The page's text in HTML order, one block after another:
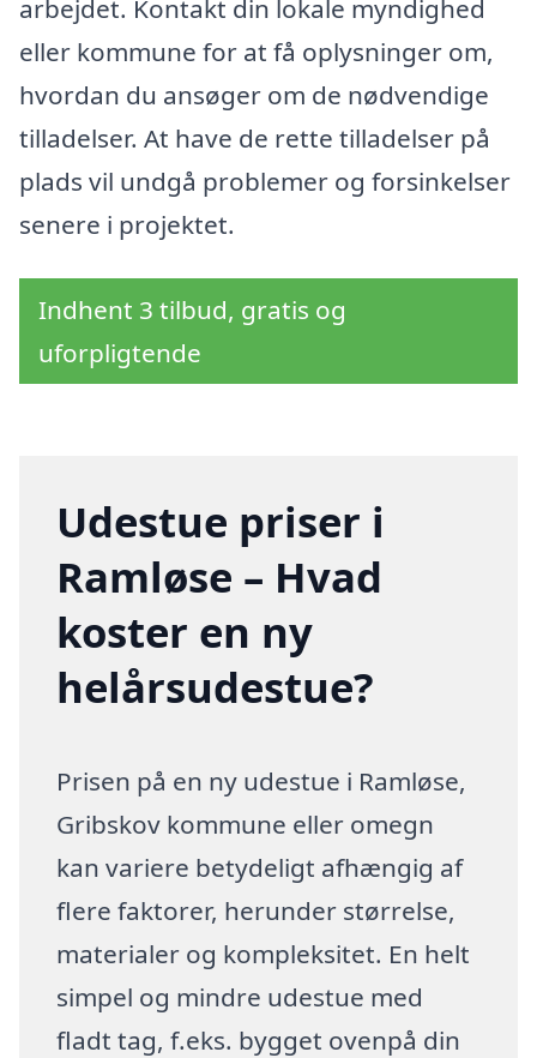
arbejdet. Kontakt din lokale myndighed
eller kommune for at få oplysninger om,
hvordan du ansøger om de nødvendige
tilladelser. At have de rette tilladelser på
plads vil undgå problemer og forsinkelser
senere i projektet.
Indhent 3 tilbud, gratis og
uforpligtende
Udestue priser i
Ramløse – Hvad
koster en ny
helårsudestue?
Prisen på en ny udestue i Ramløse,
Gribskov kommune eller omegn
kan variere betydeligt afhængig af
flere faktorer, herunder størrelse,
materialer og kompleksitet. En helt
simpel og mindre udestue med
fladt tag, f.eks. bygget ovenpå din